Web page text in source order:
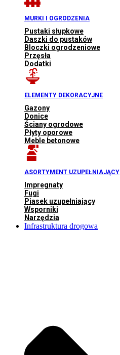
MURKI I OGRODZENIA
Pustaki słupkowe
Daszki do pustaków
Bloczki ogrodzeniowe
Przęsła
Dodatki
ELEMENTY DEKORACYJNE
Gazony
Donice
Ściany ogrodowe
Płyty oporowe
Meble betonowe
ASORTYMENT UZUPEŁNIAJĄCY
Impregnaty
Fugi
Piasek uzupełniający
Wsporniki
Narzędzia
Infrastruktura drogowa